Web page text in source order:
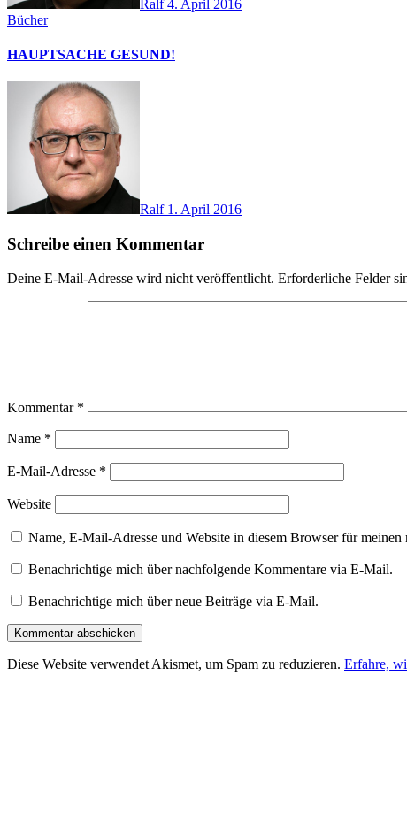
Ralf4. April 2016
Bücher
HAUPTSACHE GESUND!
Ralf 1. April 2016
Schreibe einen Kommentar
Deine E-Mail-Adresse wird nicht veröffentlicht. Erforderliche Felder
Kommentar *
Name *
E-Mail-Adresse *
Website
Name, E-Mail-Adresse und Website in diesem Browser für meinen
Benachrichtige mich über nachfolgende Kommentare via E-Mail.
Benachrichtige mich über neue Beiträge via E-Mail.
Diese Website verwendet Akismet, um Spam zu reduzieren. Erfahre,